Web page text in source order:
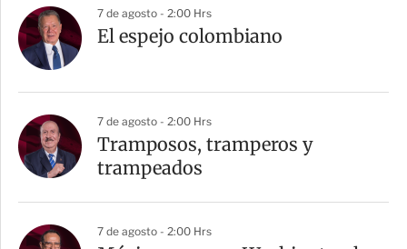
7 de agosto - 2:00 Hrs
El espejo colombiano
7 de agosto - 2:00 Hrs
Tramposos, tramperos y
trampeados
7 de agosto - 2:00 Hrs